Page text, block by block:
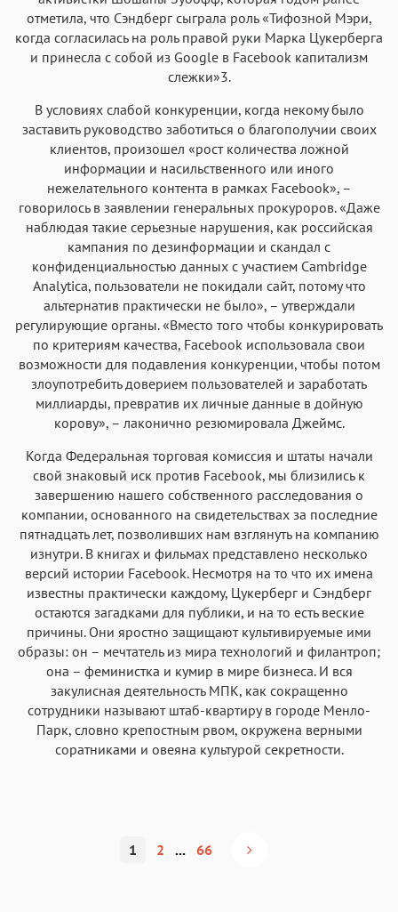
отметила, что Сэндберг сыграла роль «Тифозной Мэри,
когда согласилась на роль правой руки Марка Цукерберга
и принесла с собой из Google в Facebook капитализм
слежки»3.
В условиях слабой конкуренции, когда некому было
заставить руководство заботиться о благополучии своих
клиентов, произошел «рост количества ложной
информации и насильственного или иного
нежелательного контента в рамках Facebook», –
говорилось в заявлении генеральных прокуроров. «Даже
наблюдая такие серьезные нарушения, как российская
кампания по дезинформации и скандал с
конфиденциальностью данных с участием Cambridge
Analytica, пользователи не покидали сайт, потому что
альтернатив практически не было», – утверждали
регулирующие органы. «Вместо того чтобы конкурировать
по критериям качества, Facebook использовала свои
возможности для подавления конкуренции, чтобы потом
злоупотребить доверием пользователей и заработать
миллиарды, превратив их личные данные в дойную
корову», – лаконично резюмировала Джеймс.
Когда Федеральная торговая комиссия и штаты начали
свой знаковый иск против Facebook, мы близились к
завершению нашего собственного расследования о
компании, основанного на свидетельствах за последние
пятнадцать лет, позволивших нам взглянуть на компанию
изнутри. В книгах и фильмах представлено несколько
версий истории Facebook. Несмотря на то что их имена
известны практически каждому, Цукерберг и Сэндберг
остаются загадками для публики, и на то есть веские
причины. Они яростно защищают культивируемые ими
образы: он – мечтатель из мира технологий и филантроп;
она – феминистка и кумир в мире бизнеса. И вся
закулисная деятельность МПК, как сокращенно
сотрудники называют штаб-квартиру в городе Менло-
Парк, словно крепостным рвом, окружена верными
соратниками и овеяна культурой секретности.
1 2 ... 66